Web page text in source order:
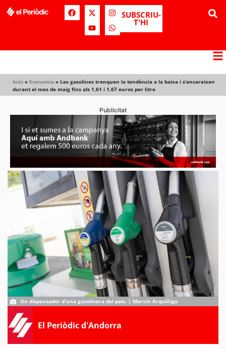
SUBSCRIU-
T'HI
Inici » Economia » Les gasolines trenquen la tendència a la baixa i s’encareixen
durant el mes de maig fins als 1,61 i 1,67 euros per litre
Publicitat
Un dispensador d'una gasolinera del país. | Marvin Arquíñigo
El Periòdic d'Andorra